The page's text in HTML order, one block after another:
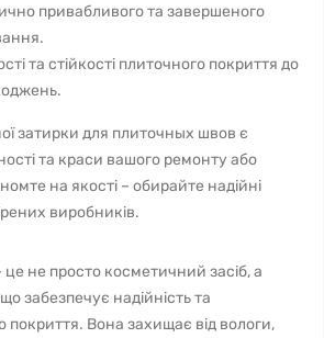
привабливого та завершеного
та стійкості плиточного покриття до
затирки для плиточных швов є
та краси вашого ремонту або
на якості – обирайте надійні
виробників.
не просто косметичний засіб, а
забезпечує надійність та
покриття. Вона захищає від вологи,